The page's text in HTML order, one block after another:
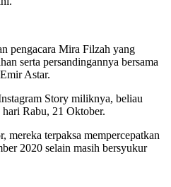
pengacara Mira Filzah yang
serta persandingannya bersama
Astar.
Story miliknya, beliau
Rabu, 21 Oktober.
mereka terpaksa mempercepatkan
2020 selain masih bersyukur